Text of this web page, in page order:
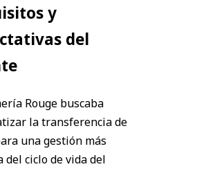
y
del
Rouge buscaba
la transferencia de
una gestión más
del ciclo de vida del